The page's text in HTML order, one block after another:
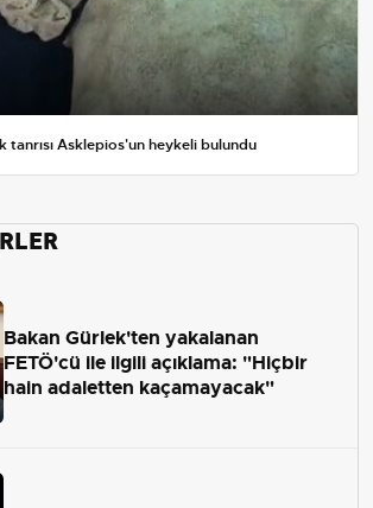
tanrısı Asklepios'un heykeli bulundu
Bakan Gürlek'ten yakalanan
FETÖ'cü ile ilgili açıklama: "Hiçbir
hain adaletten kaçamayacak"